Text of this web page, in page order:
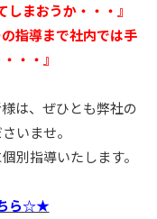
しまおうか・・・』
指導まで社内では手
・・』
は、ぜひとも弊社の
いませ。
別指導いたします。
ら☆★